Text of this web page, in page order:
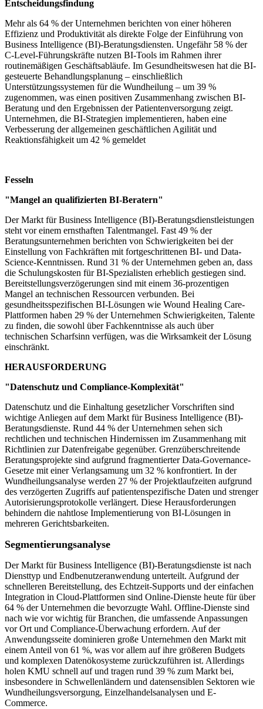
Entscheidungsfindung
Mehr als 64 % der Unternehmen berichten von einer höheren
Effizienz und Produktivität als direkte Folge der Einführung von
Business Intelligence (BI)-Beratungsdiensten. Ungefähr 58 % der
C-Level-Führungskräfte nutzen BI-Tools im Rahmen ihrer
routinemäßigen Geschäftsabläufe. Im Gesundheitswesen hat die BI-
gesteuerte Behandlungsplanung – einschließlich
Unterstützungssystemen für die Wundheilung – um 39 %
zugenommen, was einen positiven Zusammenhang zwischen BI-
Beratung und den Ergebnissen der Patientenversorgung zeigt.
Unternehmen, die BI-Strategien implementieren, haben eine
Verbesserung der allgemeinen geschäftlichen Agilität und
Reaktionsfähigkeit um 42 % gemeldet
Fesseln
"Mangel an qualifizierten BI-Beratern"
Der Markt für Business Intelligence (BI)-Beratungsdienstleistungen
steht vor einem ernsthaften Talentmangel. Fast 49 % der
Beratungsunternehmen berichten von Schwierigkeiten bei der
Einstellung von Fachkräften mit fortgeschrittenen BI- und Data-
Science-Kenntnissen. Rund 31 % der Unternehmen geben an, dass
die Schulungskosten für BI-Spezialisten erheblich gestiegen sind.
Bereitstellungsverzögerungen sind mit einem 36-prozentigen
Mangel an technischen Ressourcen verbunden. Bei
gesundheitsspezifischen BI-Lösungen wie Wound Healing Care-
Plattformen haben 29 % der Unternehmen Schwierigkeiten, Talente
zu finden, die sowohl über Fachkenntnisse als auch über
technischen Scharfsinn verfügen, was die Wirksamkeit der Lösung
einschränkt.
HERAUSFORDERUNG
"Datenschutz und Compliance-Komplexität"
Datenschutz und die Einhaltung gesetzlicher Vorschriften sind
wichtige Anliegen auf dem Markt für Business Intelligence (BI)-
Beratungsdienste. Rund 44 % der Unternehmen sehen sich
rechtlichen und technischen Hindernissen im Zusammenhang mit
Richtlinien zur Datenfreigabe gegenüber. Grenzüberschreitende
Beratungsprojekte sind aufgrund fragmentierter Data-Governance-
Gesetze mit einer Verlangsamung um 32 % konfrontiert. In der
Wundheilungsanalyse werden 27 % der Projektlaufzeiten aufgrund
des verzögerten Zugriffs auf patientenspezifische Daten und strenger
Autorisierungsprotokolle verlängert. Diese Herausforderungen
behindern die nahtlose Implementierung von BI-Lösungen in
mehreren Gerichtsbarkeiten.
Segmentierungsanalyse
Der Markt für Business Intelligence (BI)-Beratungsdienste ist nach
Diensttyp und Endbenutzeranwendung unterteilt. Aufgrund der
schnelleren Bereitstellung, des Echtzeit-Supports und der einfachen
Integration in Cloud-Plattformen sind Online-Dienste heute für über
64 % der Unternehmen die bevorzugte Wahl. Offline-Dienste sind
nach wie vor wichtig für Branchen, die umfassende Anpassungen
vor Ort und Compliance-Überwachung erfordern. Auf der
Anwendungsseite dominieren große Unternehmen den Markt mit
einem Anteil von 61 %, was vor allem auf ihre größeren Budgets
und komplexen Datenökosysteme zurückzuführen ist. Allerdings
holen KMU schnell auf und tragen rund 39 % zum Markt bei,
insbesondere in Schwellenländern und datensensiblen Sektoren wie
Wundheilungsversorgung, Einzelhandelsanalysen und E-
Commerce.